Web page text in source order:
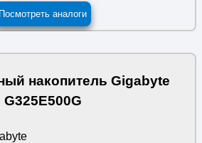
Посмотреть аналоги
накопитель Gigabyte
G325E500G